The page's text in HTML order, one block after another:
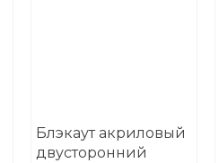
Блэкаут акриловый
двусторонний